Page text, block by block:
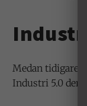
Medan tidigare
Industri 5.0 den